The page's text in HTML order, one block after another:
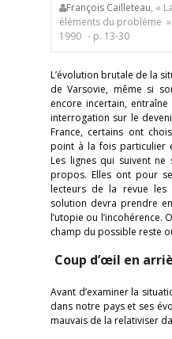
François Cailleteau, «
éléments du problème »
1990 - p. 13-30
L’évolution brutale de la
de Varsovie, même si
encore incertain, entraîne
interrogation sur le
France, certains ont
point à la fois particulier
Les lignes qui suivent
propos. Elles ont pour
lecteurs de la revue
solution devra prendre
l’utopie ou l’incohérence.
champ du possible reste
Coup d’œil en
Avant d’examiner la
dans notre pays et ses
mauvais de la relativiser